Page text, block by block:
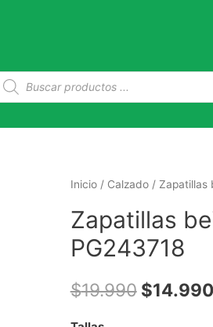
Inicio/ Calzado/ Zapatillas
Zapatillas
PG243718
$19.990 $14.990